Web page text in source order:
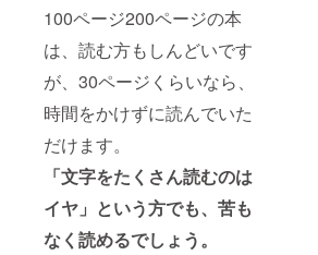
100ページ200ページの本
は、読む方もしんどいです
が、30ページくらいなら、
時間をかけずに読んでいた
だけます。
「文字をたくさん読むのは
イヤ」という方でも、苦も
なく読めるでしょう。